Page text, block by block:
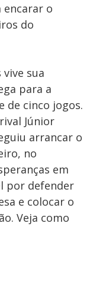
o
do
sua
para a
de cinco jogos.
Júnior
arrancar o
no
em
por defender
e colocar o
Veja como